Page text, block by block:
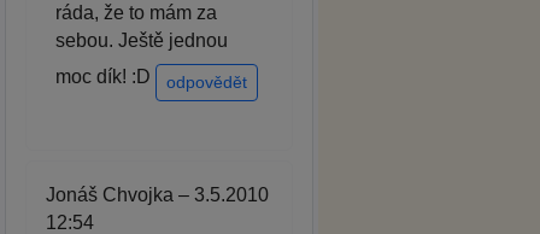
ráda, že to mám za
sebou. Ještě jednou
moc dík! :D
odpovědět
Jonáš Chvojka – 3.5.2010
12:54